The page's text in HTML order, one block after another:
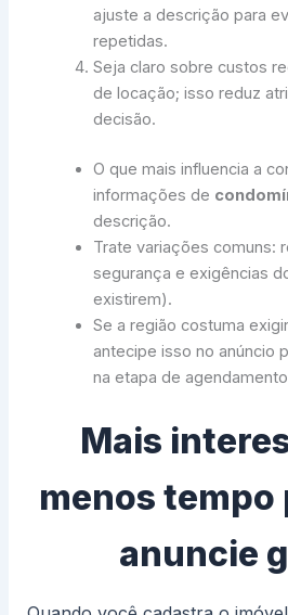
ajuste a descrição para
repetidas.
Seja claro sobre custos
de locação; isso reduz
decisão.
O que mais influencia a
informações de
descrição.
Trate variações comuns:
segurança e exigências
existirem).
Se a região costuma
antecipe isso no anúncio
na etapa de
Mais
menos
anuncie